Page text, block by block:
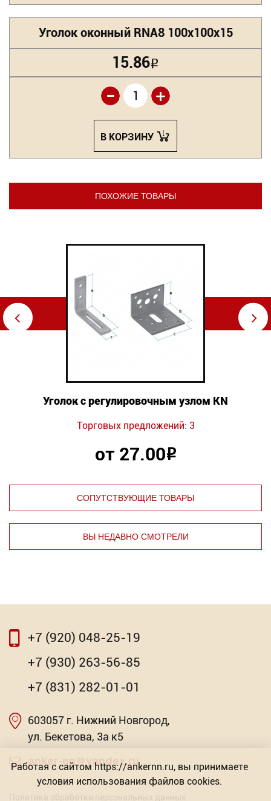
Уголок оконный RNA8 100х100х15
15.86Р
+
-
В КОРЗИНУ
ПОХОЖИЕ ТОВАРЫ
⇦
Уголок с регулировочным узлом KN
Торговых предложений: 3
от 27.00Р
⇨
СОПУТСТВУЮЩИЕ ТОВАРЫ
⇦
Уголок с регулировочным узлом KN
от 27.00
⇨
ВЫ НЕДАВНО СМОТРЕЛИ
⇦
Насадка для МФИ ЗУБР DIAMOND керамика,
мрамор, стекло
Торговых предложений: 2
от 603.57Р
+7 (920) 048-25-19
+7 (930) 263-56-85
+7 (831) 282-01-01
603057 г. Нижний Новгород,
ул. Бекетова, 3а к5
anker-nn@yandex.ru
Политика обработки персональных данных
Работая с сайтом https://ankernn.ru, вы принимаете
условия использования файлов cookies.